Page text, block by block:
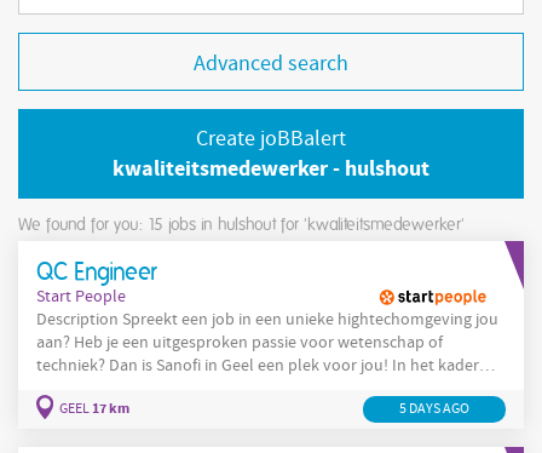
Advanced search
Create joBBalert
kwaliteitsmedewerker - hulshout
We found for you: 15 jobs in hulshout for 'kwaliteitsmedewerker'
QC Engineer
Start People
Description Spreekt een job in een unieke hightechomgeving jou
aan? Heb je een uitgesproken passie voor wetenschap of
techniek? Dan is Sanofi in Geel een plek voor jou! In het kader
gedreven Quality Engineer binnen PCU release & stability.
GEEL17 km 5 DAYS AGO